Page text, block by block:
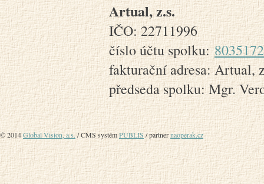
Artual, z.s.
IČO: 22711996
číslo účtu spolku:
fakturační adresa: Artual,
předseda spolku: Mgr.
© 2014Global Vision, a.s. / CMS systémPUBLIS/ partnernaoperak.cz